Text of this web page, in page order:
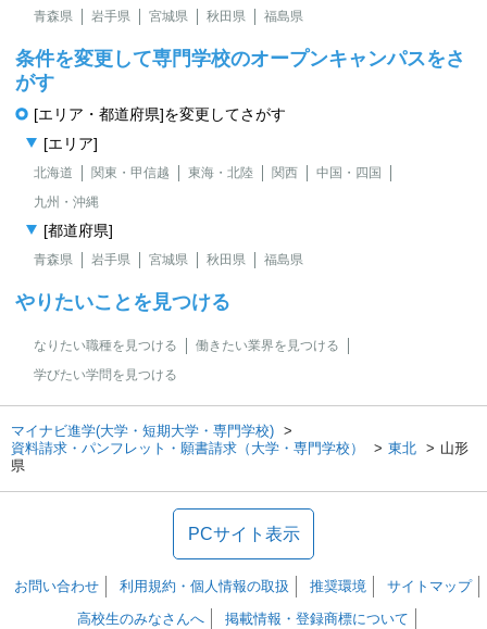
青森県 岩手県 宮城県 秋田県 福島県
条件を変更して専門学校のオープンキャンパスをさ
がす
[エリア・都道府県]を変更してさがす
[エリア]
北海道 関東・甲信越 東海・北陸 関西
中国・四国
九州・沖縄
[都道府県]
青森県 岩手県 宮城県 秋田県 福島県
やりたいことを見つける
なりたい職種を見つける
働きたい業界を見つける
学びたい学問を見つける
マイナビ進学(大学・短期大学・専門学校)
資料請求・パンフレット・願書請求（大学・専門学校）
東北
山形
県
PCサイト表示
お問い合わせ 利用規約・個人情報の取扱 推奨環境
サイトマップ
高校生のみなさんへ
掲載情報・登録商標について